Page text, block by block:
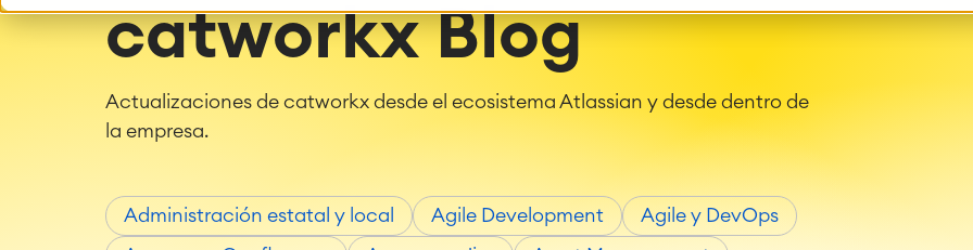
Integration
Inteligencia Artificial
Atlassian Backup & Restore
Calendario Formaciones
Producción de contenido de
Consultoría de métodos y
procesos
Evaluación de ITSM
catworkx Blog
Actualizaciones de catworkx desde el ecosistema Atlassian y desde dentro de
la empresa.
Administración estatal y local Agile Development Agile y DevOps